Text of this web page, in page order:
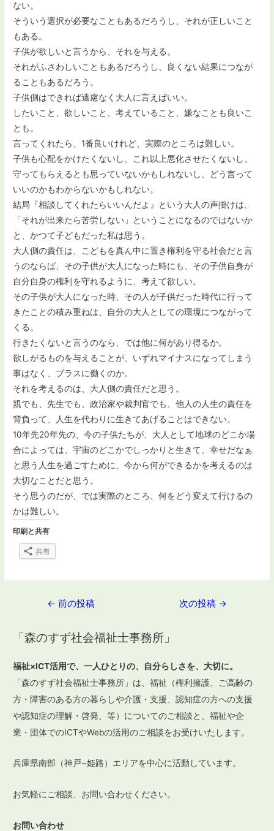
ない。
そういう選択が必要なこともあるだろうし、それが正しいこと
もある。
子供が欲しいと言うから、それを与える。
それがふさわしいこともあるだろうし、良くない結果につなが
ることもあるだろう。
子供側はできれば遠慮なく大人に言えばいい。
したいこと、欲しいこと、考えていること、嫌なことも良いこ
とも。
言ってくれたら、1番良いけれど、実際のところは難しい。
子供も心配をかけたくないし、これ以上悪化させたくないし、
守ってもらえるとも思っていないかもしれないし、どう言って
いいのかもわからないかもしれない。
結局『相談してくれたらいいんだよ』という大人の声掛けは、
「それが出来たら苦労しない」ということになるのではないか
と、かつて子どもだった私は思う。
大人側の責任は、こどもを真ん中に置き権利を守る社会だと言
うのならば、その子供が大人になった時にも、その子供自身が
自分自身の権利を守れるように、考えて欲しい。
その子供が大人になった時、その人が子供だった時代に行って
きたことの積み重ねは、自分の大人としての環境につながって
くる。
行きたくないと言うのなら、では他に何があり得るか。
欲しがるものを与えることが、いずれマイナスになってしまう
事はなく、プラスに働くのか。
それを考えるのは、大人側の責任だと思う。
親でも、先生でも、政治家や裁判官でも、他人の人生の責任を
背負って、人生を代わりに生きてあげることはできない。
10年先20年先の、今の子供たちが、大人として地球のどこか場
合によっては、宇宙のどこかでしっかりと生きて、幸せだなぁ
と思う人生を過ごすために、今から何ができるかを考えるのは
大切なことだと思う。
そう思うのだが、では実際のところ、何をどう変えて行けるの
かは難しい。
印刷と共有
共有
ナ
ビ
ゲ
ー
シ
ョ
ン
← 前の投稿 次の投稿 →
「森のすず社会福祉士事務所」
福祉×ICT活用で、一人ひとりの、自分らしさを、大切に。
「森のすず社会福祉士事務所」は、福祉（権利擁護、ご高齢の
方・障害のある方の暮らしや介護・支援、認知症の方への支援
や認知症の理解・啓発、等）についてのご相談と、福祉や企
業・団体でのICTやWebの活用のご相談をお受けいたします。
兵庫県南部（神戸~姫路）エリアを中心に活動しています。
お気軽にご相談、お問い合わせください。
お問い合わせ